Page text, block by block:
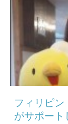
フィリピン
がサポート